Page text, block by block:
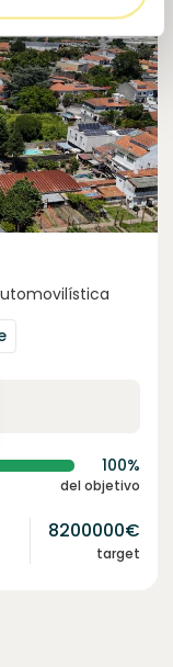
100%
del objetivo
8200000€
target